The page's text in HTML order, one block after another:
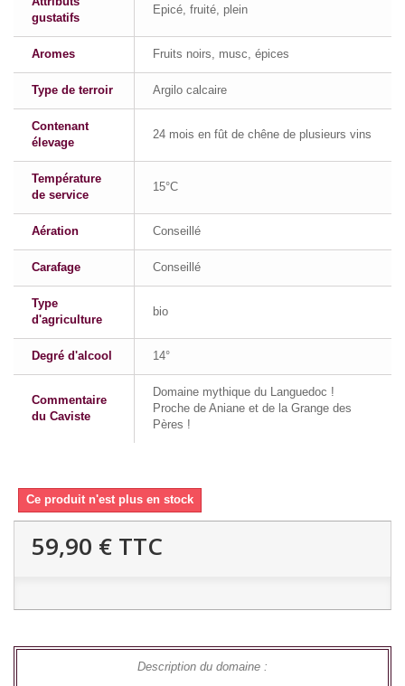
gustatifs
Epicé, fruité, plein
Aromes Fruits noirs, musc, épices
Type de terroir Argilo calcaire
Contenant
élevage
24 mois en fût de chêne de plusieurs vins
Température
de service
15°C
Aération Conseillé
Carafage Conseillé
Type
d'agriculture
bio
Degré d'alcool 14°
Commentaire
du Caviste
Domaine mythique du Languedoc !
Proche de Aniane et de la Grange des
Pères !
Ce produit n'est plus en stock
59,90 € TTC
Description du domaine :